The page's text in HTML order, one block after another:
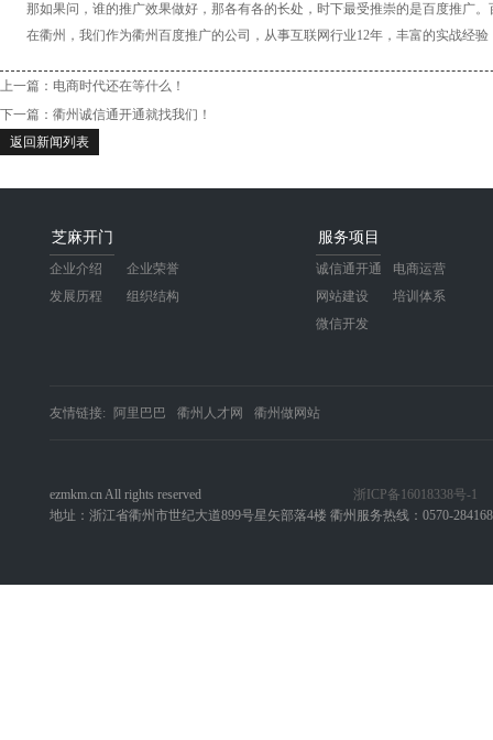
那如果问，谁的推广效果做好，那各有各的长处，时下最受推崇的是百度推广。
在衢州，我们作为衢州百度推广的公司，从事互联网行业12年，丰富的实战经验
上一篇： 电商时代还在等什么！
下一篇： 衢州诚信通开通就找我们！
返回新闻列表
芝麻开门
企业介绍
企业荣誉
发展历程
组织结构
服务项目
诚信通开通
电商运营
网站建设
培训体系
微信开发
友情链接: 阿里巴巴 衢州人才网 衢州做网站
ezmkm.cn All rights reserved 浙ICP备16018338号-1
地址：浙江省衢州市世纪大道899号星矢部落4楼 衢州服务热线：0570-